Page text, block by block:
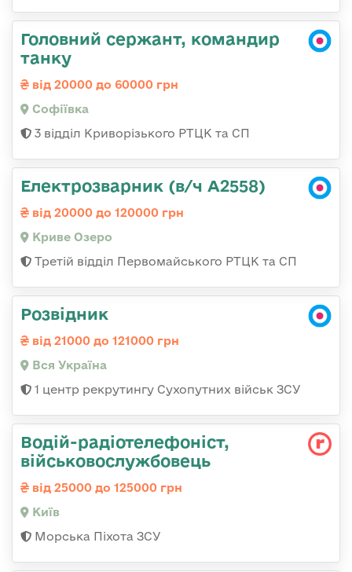
Головний сержант, командир
танку
від 20000 до 60000 грн
Софіївка
3 відділ Криворізького РТЦК та СП
Електрозварник (в/ч А2558)
від 20000 до 120000 грн
Криве Озеро
Третій відділ Первомайського РТЦК та СП
Розвідник
від 21000 до 121000 грн
Вся Україна
1 центр рекрутингу Сухопутних військ ЗСУ
Водій-радіотелефоніст,
військовослужбовець
від 25000 до 125000 грн
Київ
Морська Піхота ЗСУ